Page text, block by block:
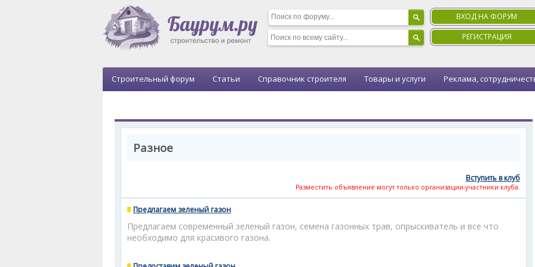
ВХОД НА ФОРУМ
РЕГИСТРАЦИЯ
Строительный форум Статьи Справочник строителя Товары и услуги Реклама,
Разное
Вступить в клуб
Разместить объявление могут только организации-участники клуба.
Предлагаем зеленый газон
Предлагаем современный зеленый газон, семена газонных трав, опрыскиватель и все что
необходимо для красивого газона.